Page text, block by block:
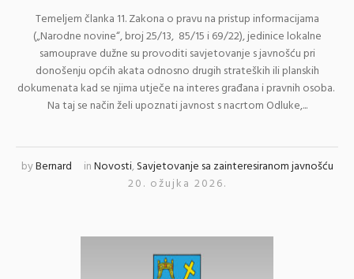
Temeljem članka 11. Zakona o pravu na pristup informacijama
(„Narodne novine“, broj 25/13, 85/15 i 69/22), jedinice lokalne
samouprave dužne su provoditi savjetovanje s javnošću pri
donošenju općih akata odnosno drugih strateških ili planskih
dokumenata kad se njima utječe na interes građana i pravnih osoba.
Na taj se način želi upoznati javnost s nacrtom Odluke,...
byBernard inNovosti,Savjetovanje sa zainteresiranom javnošću
20. ožujka 2026.